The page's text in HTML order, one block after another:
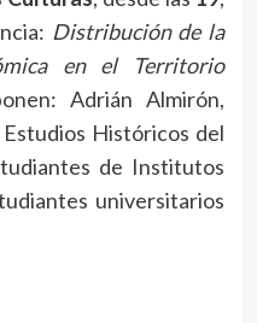
Distribución de la
en el Territorio
Adrián Almirón,
Históricos del
de Institutos
universitarios